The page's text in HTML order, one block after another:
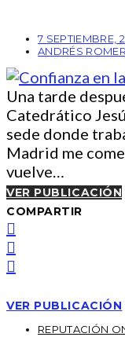
7 SEPTIEMBRE,
ANDRÉS
Una tarde
Catedrático
sede donde
Madrid me
vuelve…
VER PUBLICACIÓN
COMPARTIR
VER PUBLICACIÓN
REPUTACIÓN